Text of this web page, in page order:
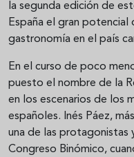
la segunda edición de
España el gran potencial
gastronomía en el país
En el curso de poco
puesto el nombre de la
en los escenarios de los
españoles. Inés Páez,
una de las protagonistas
Congreso Binómico,